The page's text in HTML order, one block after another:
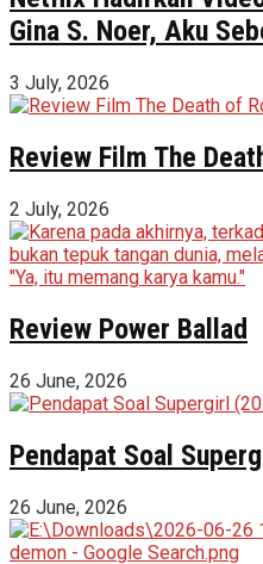
Gina S. Noer, Aku
3 July, 2026
Review Film The
2 July, 2026
Review Power Ballad
26 June, 2026
Pendapat Soal
26 June, 2026